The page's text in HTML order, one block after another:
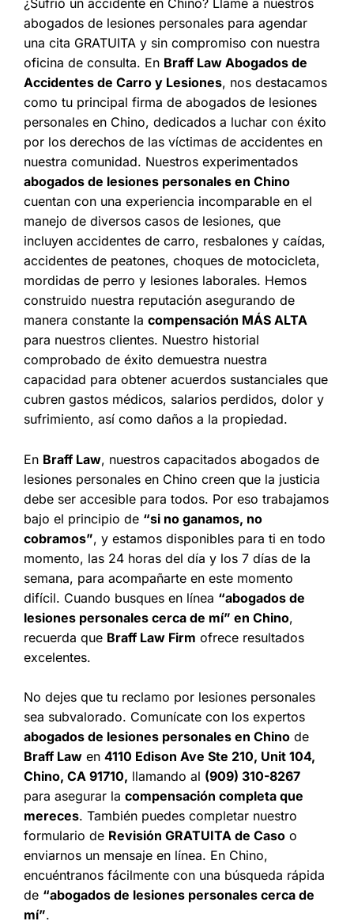
abogados de lesiones personales para agendar
una cita GRATUITA y sin compromiso con nuestra
oficina de consulta. En Braff Law Abogados de
Accidentes de Carro y Lesiones, nos destacamos
como tu principal firma de abogados de lesiones
personales en Chino, dedicados a luchar con éxito
por los derechos de las víctimas de accidentes en
nuestra comunidad. Nuestros experimentados
abogados de lesiones personales en Chino
cuentan con una experiencia incomparable en el
manejo de diversos casos de lesiones, que
incluyen accidentes de carro, resbalones y caídas,
accidentes de peatones, choques de motocicleta,
mordidas de perro y lesiones laborales. Hemos
construido nuestra reputación asegurando de
manera constante la compensación MÁS ALTA
para nuestros clientes. Nuestro historial
comprobado de éxito demuestra nuestra
capacidad para obtener acuerdos sustanciales que
cubren gastos médicos, salarios perdidos, dolor y
sufrimiento, así como daños a la propiedad.
En Braff Law, nuestros capacitados abogados de
lesiones personales en Chino creen que la justicia
debe ser accesible para todos. Por eso trabajamos
bajo el principio de “si no ganamos, no
cobramos”, y estamos disponibles para ti en todo
momento, las 24 horas del día y los 7 días de la
semana, para acompañarte en este momento
difícil. Cuando busques en línea “abogados de
lesiones personales cerca de mí” en Chino,
recuerda que Braff Law Firm ofrece resultados
excelentes.
No dejes que tu reclamo por lesiones personales
sea subvalorado. Comunícate con los expertos
abogados de lesiones personales en Chino de
Braff Law en 4110 Edison Ave Ste 210, Unit 104,
Chino, CA 91710, llamando al (909) 310-8267
para asegurar la compensación completa que
mereces. También puedes completar nuestro
formulario de Revisión GRATUITA de Caso o
enviarnos un mensaje en línea. En Chino,
encuéntranos fácilmente con una búsqueda rápida
de “abogados de lesiones personales cerca de
mí”.